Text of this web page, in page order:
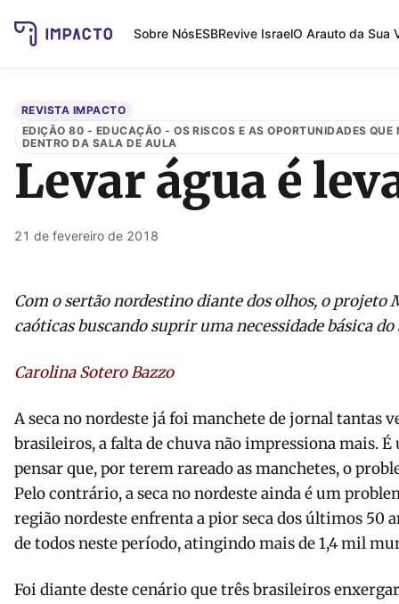
Sobre NósESBRevive IsraelO Arauto da Sua
REVISTA IMPACTO
EDIÇÃO 80 - EDUCAÇÃO - OS RISCOS E AS OPORTUNIDADES QUE
DENTRO DA SALA DE AULA
Levar água é
21 de fevereiro de 2018
Com o sertão nordestino diante dos olhos, o projeto
caóticas buscando suprir uma necessidade básica
Carolina Sotero Bazzo
A seca no nordeste já foi manchete de jornal tantas
brasileiros, a falta de chuva não impressiona mais.
pensar que, por terem rareado as manchetes, o
Pelo contrário, a seca no nordeste ainda é um
região nordeste enfrenta a pior seca dos últimos 50
de todos neste período, atingindo mais de 1,4 mil
Foi diante deste cenário que três brasileiros